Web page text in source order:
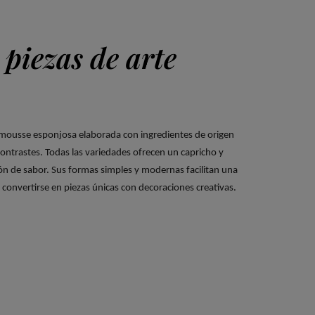
de arte
esponjosa elaborada con ingredientes de origen
Todas las variedades ofrecen un capricho y
de sabor. Sus formas simples y modernas facilitan una
en piezas únicas con decoraciones creativas.